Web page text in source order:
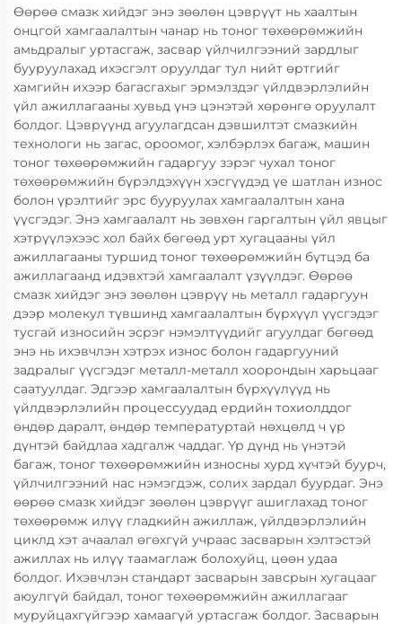
Өөрөө смазк хийдэг энэ зөөлөн цэврүүт нь хаалтын
онцгой хамгаалалтын чанар нь тоног төхөөрөмжийн
амьдралыг уртасгаж, засвар үйлчилгээний зардлыг
бууруулахад ихэсгэлт оруулдаг тул нийт өртгийг
хамгийн ихээр багасгахыг эрмэлздэг үйлдвэрлэлийн
үйл ажиллагааны хувьд үнэ цэнэтэй хөрөнгө оруулалт
болдог. Цэврүүнд агуулагдсан дэвшилтэт смазкийн
технологи нь загас, ороомог, хэлбэрлэх багаж, машин
тоног төхөөрөмжийн гадаргуу зэрэг чухал тоног
төхөөрөмжийн бүрэлдэхүүн хэсгүүдэд үе шатлан износ
болон үрэлтийг эрс бууруулах хамгаалалтын хана
үүсгэдэг. Энэ хамгаалалт нь зөвхөн гаргалтын үйл явцыг
хэтрүүлэхээс хол байх бөгөөд урт хугацааны үйл
ажиллагааны туршид тоног төхөөрөмжийн бүтцэд ба
ажиллагаанд идэвхтэй хамгаалалт үзүүлдэг. Өөрөө
смазк хийдэг энэ зөөлөн цэврүү нь металл гадаргуун
дээр молекул түвшинд хамгаалалтын бүрхүүл үүсгэдэг
тусгай износийн эсрэг нэмэлтүүдийг агуулдаг бөгөөд
энэ нь ихэвчлэн хэтрэх износ болон гадаргууний
задралыг үүсгэдэг металл-металл хоорондын харьцааг
саатуулдаг. Эдгээр хамгаалалтын бүрхүүлүүд нь
үйлдвэрлэлийн процессуудад ердийн тохиолддог
өндөр даралт, өндөр температуртай нөхцөлд ч үр
дүнтэй байдлаа хадгалж чаддаг. Үр дүнд нь үнэтэй
багаж, тоног төхөөрөмжийн износны хурд хүчтэй буурч,
үйлчилгээний нас нэмэгдэж, солих зардал буурдаг. Энэ
өөрөө смазк хийдэг зөөлөн цэврүүг ашиглахад тоног
төхөөрөмж илүү гладкийн ажиллаж, үйлдвэрлэлийн
циклд хэт ачаалал өгөхгүй учраас засварын хэлтэстэй
ажиллах нь илүү таамаглаж болохуйц, цөөн удаа
болдог. Ихэвчлэн стандарт засварын завсрын хугацааг
аюулгүй байдал, тоног төхөөрөмжийн ажиллагааг
муруйцахгүйгээр хамаагүй уртасгаж болдог. Засварын